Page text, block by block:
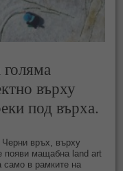
голяма
върху
под върха.
връх, върху
появи мащабна land art
само в рамките на